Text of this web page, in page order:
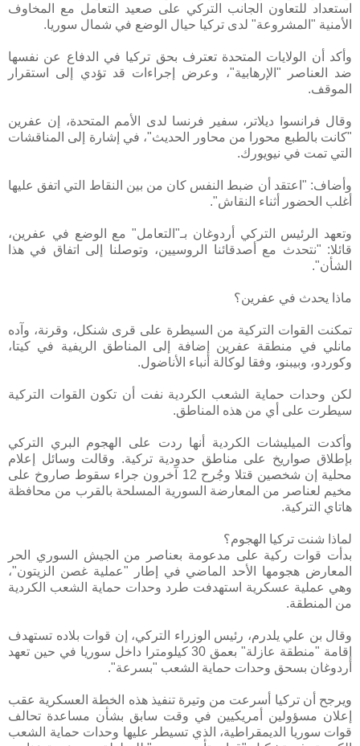
استعداد للتعاون الجانب التركي على صعيد التعامل مع المخاوف
الأمنية "المشروعة" لدى تركيا حيال الوضع في شمال سوريا.
وأكد أن الولايات المتحدة تعترف بحق تركيا في الدفاع عن نفسها
ضد العناصر "الإرهابية"، وعرض إجراءات قد تؤدي إلى استقرار
الموقف.
وقال فرانسوا ديلاتر، سفير فرنسا لدى الأمم المتحدة، إن عفرين
"كانت بالطبع محورا من محاور الحديث"، في إشارة إلى المناقشات
التي تمت في نيويورك.
وأضاف: "اعتقد أن ضبط النفس كان من بين النقاط التي اتفق عليها
أغلب الحضور أثناء النقاش".
وتعهد الرئيس التركي أردوغان بـ"التعامل" مع الوضع في عفرين،
قائلا: "نتحدث مع أصدقائنا الروسيين، وتوصلنا إلى اتفاق في هذا
الشأن".
ماذا يحدث في عفرين؟
تمكنت القوات التركية من السيطرة على قرى شنكل، وقرنة، وآده
مانلي في منطقة عفرين إضافة إلى المناطق الريفية في كيتا،
وكوردو، وبيبنو، وفقا لوكالة أنباء الأناضول.
لكن وحدات حماية الشعب الكردية نفت أن تكون القوات التركية
سيطرت على أي من هذه المناطق.
وأكدت الميليشات الكردية أنها ردت على الهجوم البري التركي
بإطلاق صواريخ على مناطق حدودية تركية. وقالت وسائل إعلام
محلية إن شخصين قتلا وجُرح 12 آخرون جراء سقوط صاروخ على
مخيم لعناصر من المعارضة السورية المسلحة بالقرب من محافظة
هاتاي التركية.
لماذا شنت تركيا الهجوم؟
بدأت قوات ركية على مدعومة بعناصر من الجيش السوري الحر
المعارض هجومها الأحد الماضي في إطار "عملية غصن الزيتون"،
وهي عملية عسكرية استهدفت طرد وحدات حماية الشعب الكردية
من المنطقة.
وقال بن علي يلدرم، رئيس الوزراء التركي، إن قوات بلاده تستهدف
إقامة "منطقة عازلة" بعمق 30 كيلومترا داخل سوريا في حين تعهد
أردوغان بسحق وحدات حماية الشعب "بسرعة".
ويرجح أن تركيا أسرعت من وتيرة تنفيذ هذه الخطة العسكرية عقب
إعلان مسؤولين أمريكيين في وقت سابق بشأن مساعدة تحالف
قوات سوريا الديمقراطية، الذي تسيطر عليها وحدات حماية الشعب